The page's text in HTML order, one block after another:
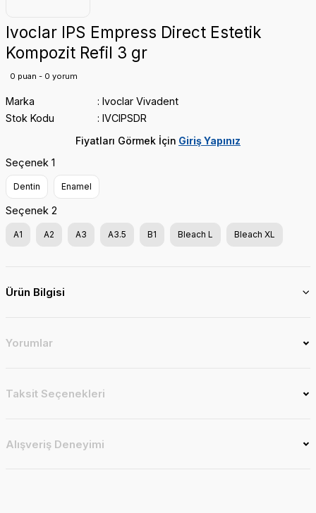
Ivoclar IPS Empress Direct Estetik
Kompozit Refil 3 gr
0 puan - 0 yorum
Marka
Ivoclar Vivadent
Stok Kodu
IVCIPSDR
Fiyatları Görmek İçin Giriş Yapınız
Seçenek 1
Dentin Enamel
Seçenek 2
A1 A2 A3 A3.5 B1 Bleach L Bleach XL
Ürün Bilgisi
Yorumlar
Taksit Seçenekleri
Alışveriş Deneyimi